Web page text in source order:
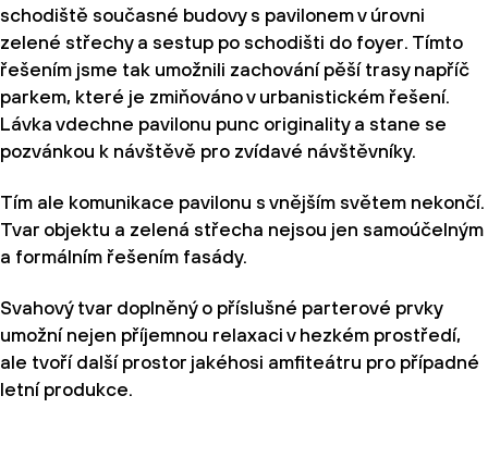
schodiště současné budovy s pavilonem v úrovni
zelené střechy a sestup po schodišti do foyer. Tímto
řešením jsme tak umožnili zachování pěší trasy napříč
parkem, které je zmiňováno v urbanistickém řešení.
Lávka vdechne pavilonu punc originality a stane se
pozvánkou k návštěvě pro zvídavé návštěvníky.
Tím ale komunikace pavilonu s vnějším světem nekončí.
Tvar objektu a zelená střecha nejsou jen samoúčelným
a formálním řešením fasády.
Svahový tvar doplněný o příslušné parterové prvky
umožní nejen příjemnou relaxaci v hezkém prostředí,
ale tvoří další prostor jakéhosi amfiteátru pro případné
letní produkce.